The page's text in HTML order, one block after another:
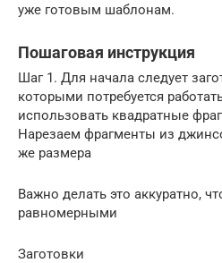
уже готовым шаблонам.
Пошаговая инструкция
Шаг 1. Для начала следует
которыми потребуется
использовать квадратные
Нарезаем фрагменты из
же размера
Важно делать это аккуратно,
равномерными
Заготовки